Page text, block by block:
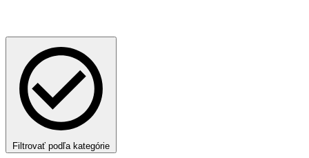
Filtrovať podľa kategórie